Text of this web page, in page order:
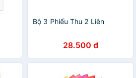
Bộ 3 Phiếu Thu 2 Liên
28.500 đ